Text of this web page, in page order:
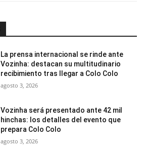
La prensa internacional se rinde ante
Vozinha: destacan su multitudinario
recibimiento tras llegar a Colo Colo
agosto 3, 2026
Vozinha será presentado ante 42 mil
hinchas: los detalles del evento que
prepara Colo Colo
agosto 3, 2026